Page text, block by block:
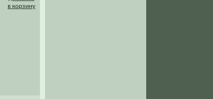
в корзину